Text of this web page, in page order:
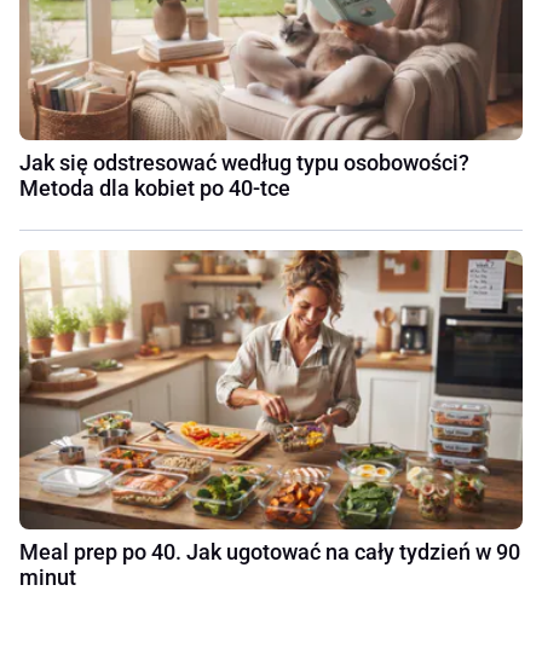
Jak się odstresować według typu osobowości?
Metoda dla kobiet po 40-tce
Meal prep po 40. Jak ugotować na cały tydzień w 90
minut